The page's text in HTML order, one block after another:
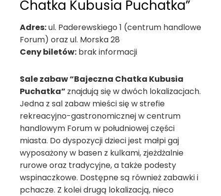
Chatka Kubusia Puchatka”
Adres:ul. Paderewskiego 1 (centrum handlowe
Forum) oraz ul. Morska 28
Ceny biletów: brak informacji
Sale zabaw “Bajeczna Chatka Kubusia
Puchatka” znajdują się w dwóch lokalizacjach.
Jedna z sal zabaw mieści się w strefie
rekreacyjno-gastronomicznej w centrum
handlowym Forum w południowej części
miasta. Do dyspozycji dzieci jest małpi gaj
wyposażony w basen z kulkami, zjeżdżalnie
rurowe oraz tradycyjne, a także podesty
wspinaczkowe. Dostępne są również zabawki i
pchacze. Z kolei drugą lokalizacją, nieco